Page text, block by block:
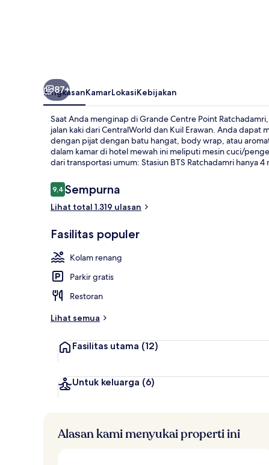
87+
RingkasanKamarLokasiKebijakan
Saat Anda menginap di Grande Centre Point
jalan kaki dari CentralWorld dan Kuil Erawan. Anda
dengan pijat dengan batu hangat, body wrap, atau
dalam kamar di hotel mewah ini meliputi mesin cuci/
dari transportasi umum: Stasiun BTS Ratchadamri hanya
Ulasan
9,49,4 dari 10
Sempurna
Lihat total 1.319 ulasan
Fasilitas populer
Kolam renang
Parkir gratis
Restoran
Lihat semua
Fasilitas utama (12)
Untuk keluarga (6)
Alasan kami menyukai properti ini